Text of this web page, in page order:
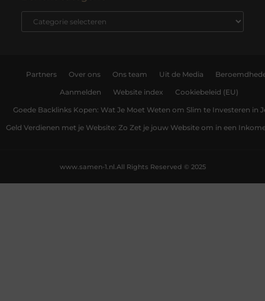
Partners Over ons Ons team Uit de Media
Aanmelden Website index Cookiebeleid (EU)
Goede Backlinks Kopen: Wat Je Moet Weten om Slim te Investeren in
Geld Verdienen met je Website: Zo Zet je jouw Website om in een
All Rights Reserved © 2025
www.samen-1.nl.